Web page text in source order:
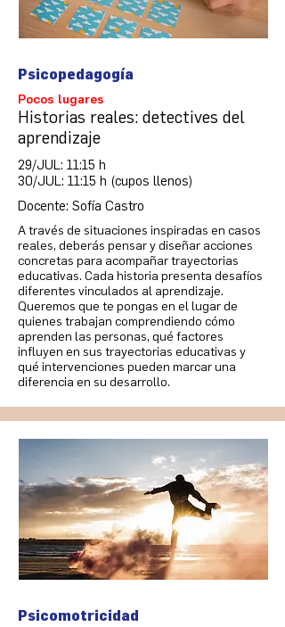
Psicopedagogía
Pocos lugares
Historias reales: detectives del
aprendizaje
29/JUL: 11:15 h
30/JUL: 11:15 h (cupos llenos)
Docente: Sofía Castro
A través de situaciones inspiradas en casos
reales, deberás pensar y diseñar acciones
concretas para acompañar trayectorias
educativas. Cada historia presenta desafíos
diferentes vinculados al aprendizaje.
Queremos que te pongas en el lugar de
quienes trabajan comprendiendo cómo
aprenden las personas, qué factores
influyen en sus trayectorias educativas y
qué intervenciones pueden marcar una
diferencia en su desarrollo.
Psicomotricidad